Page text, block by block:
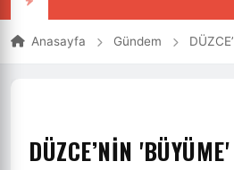
Anasayfa Gündem
DÜZCE’NİN